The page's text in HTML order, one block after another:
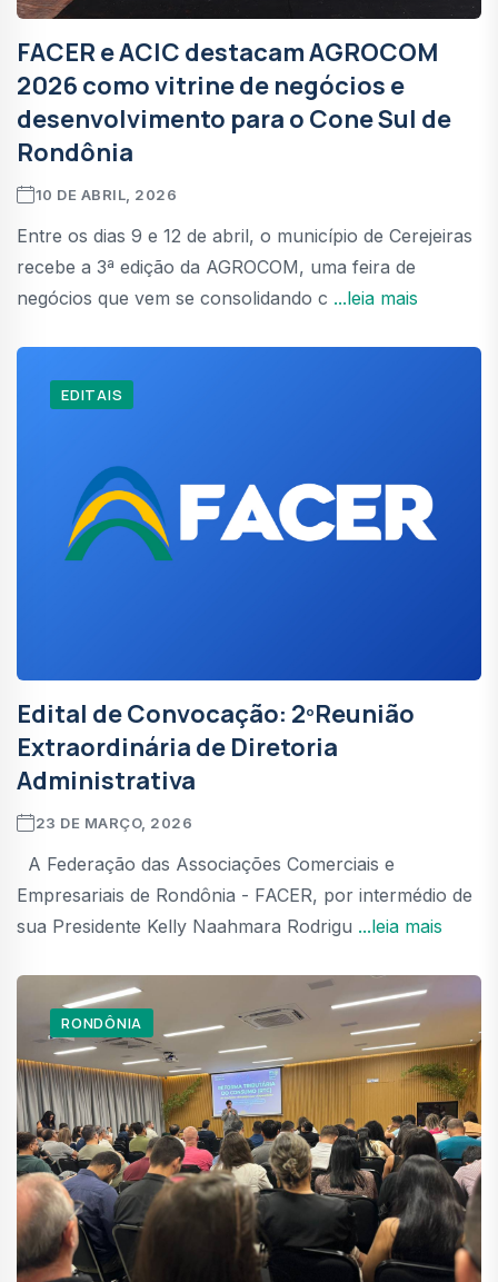
FACER e ACIC destacam AGROCOM
2026 como vitrine de negócios e
desenvolvimento para o Cone Sul de
Rondônia
10 DE ABRIL, 2026
Entre os dias 9 e 12 de abril, o município de Cerejeiras
recebe a 3ª edição da AGROCOM, uma feira de
negócios que vem se consolidando c ...leia mais
EDITAIS
Edital de Convocação: 2ºReunião
Extraordinária de Diretoria
Administrativa
23 DE MARÇO, 2026
A Federação das Associações Comerciais e
Empresariais de Rondônia - FACER, por intermédio de
sua Presidente Kelly Naahmara Rodrigu ...leia mais
RONDÔNIA